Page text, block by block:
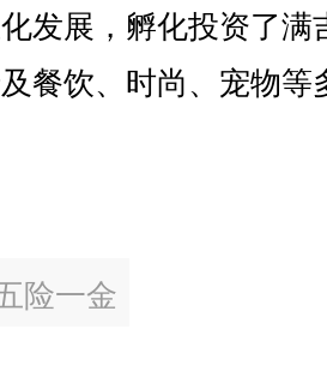
发展，孵化投资了
餐饮、时尚、宠物等
险一金